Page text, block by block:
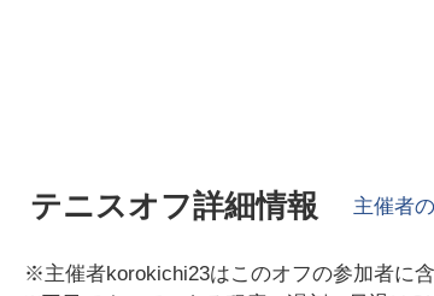
テニスオフ詳細情報 主催者の
※主催者korokichi23はこのオフの参加者に含